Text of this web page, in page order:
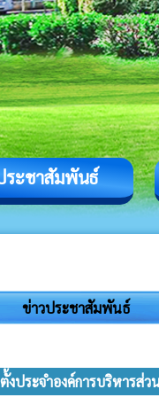
ระชาสัมพันธ์
ข่าวประชาสัมพันธ์
งประจำองค์การบริหารส่